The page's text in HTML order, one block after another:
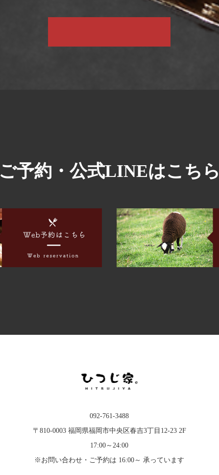
ご予約・公式LINEはこち
092-761-3488
〒810-0003 福岡県福岡市中央区春吉3丁目12-23 2F
17:00～24:00
※お問い合わせ・ご予約は 16:00～ 承っています